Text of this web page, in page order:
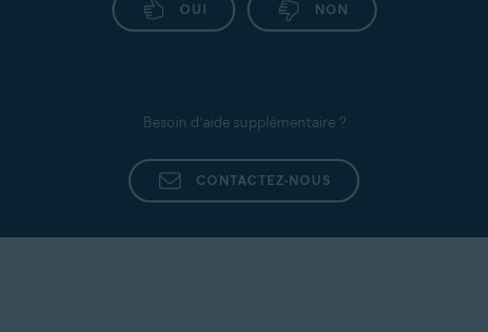
OUI NON
Besoin d’aide supplémentaire ?
CONTACTEZ-NOUS